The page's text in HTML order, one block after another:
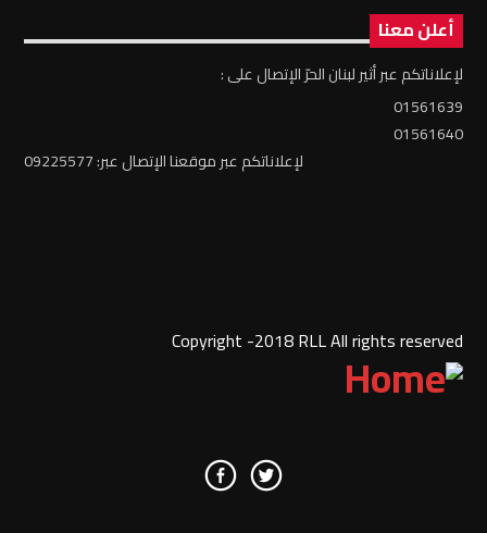
أعلن معنا
لإعلاناتكم عبر أثير لبنان الحرّ الإتصال على :
01561639
01561640
لإعلاناتكم عبر موقعنا الإتصال عبر: 09225577
Copyright -2018 RLL All rights reserved